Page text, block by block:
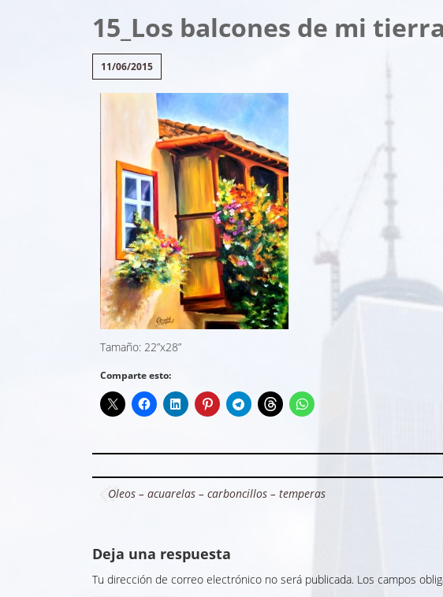
15_Los balcones de mi
11/06/2015
Tamaño: 22”x28”
Comparte esto:
Navegación
entradas
Oleos – acuarelas – carboncillos – temperas
Deja una respuesta
Tu dirección de correo electrónico no será publicada. Los campos